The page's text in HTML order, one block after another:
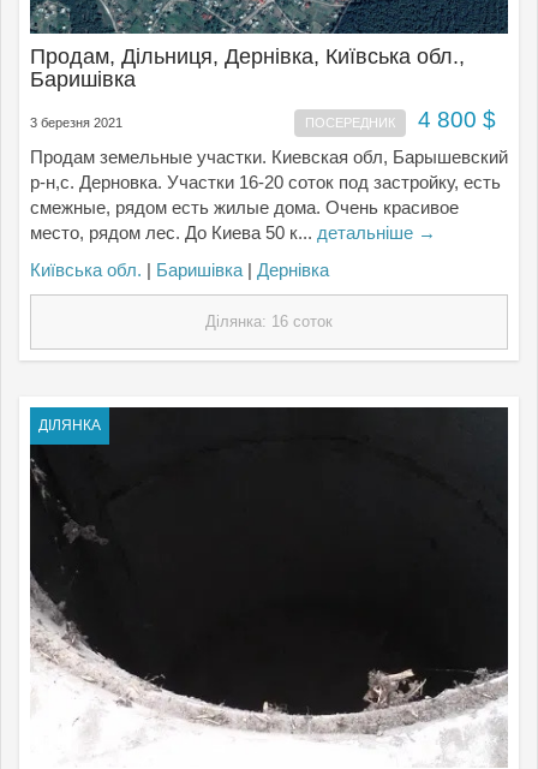
Продам, Дільниця, Дернівка, Київська обл.,
Баришівка
3 березня 2021 ПОСЕРЕДНИК 4 800 $
Продам земельные участки. Киевская обл, Барышевский
р-н,с. Дерновка. Участки 16-20 соток под застройку, есть
смежные, рядом есть жилые дома. Очень красивое
место, рядом лес. До Киева 50 к... детальніше →
Київська обл. | Баришівка | Дернівка
Ділянка: 16 соток
ДІЛЯНКА